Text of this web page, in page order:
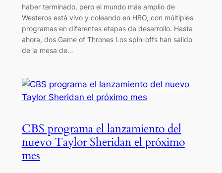
haber terminado, pero el mundo más amplio de
Westeros está vivo y coleando en HBO, con múltiples
programas en diferentes etapas de desarrollo. Hasta
ahora, dos Game of Thrones Los spin-offs han salido
de la mesa de…
CBS programa el lanzamiento del
nuevo Taylor Sheridan el próximo
mes